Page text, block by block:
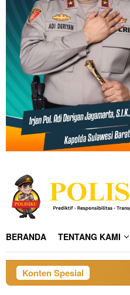
BERANDA TENTANG KAMI
Konten Spesial